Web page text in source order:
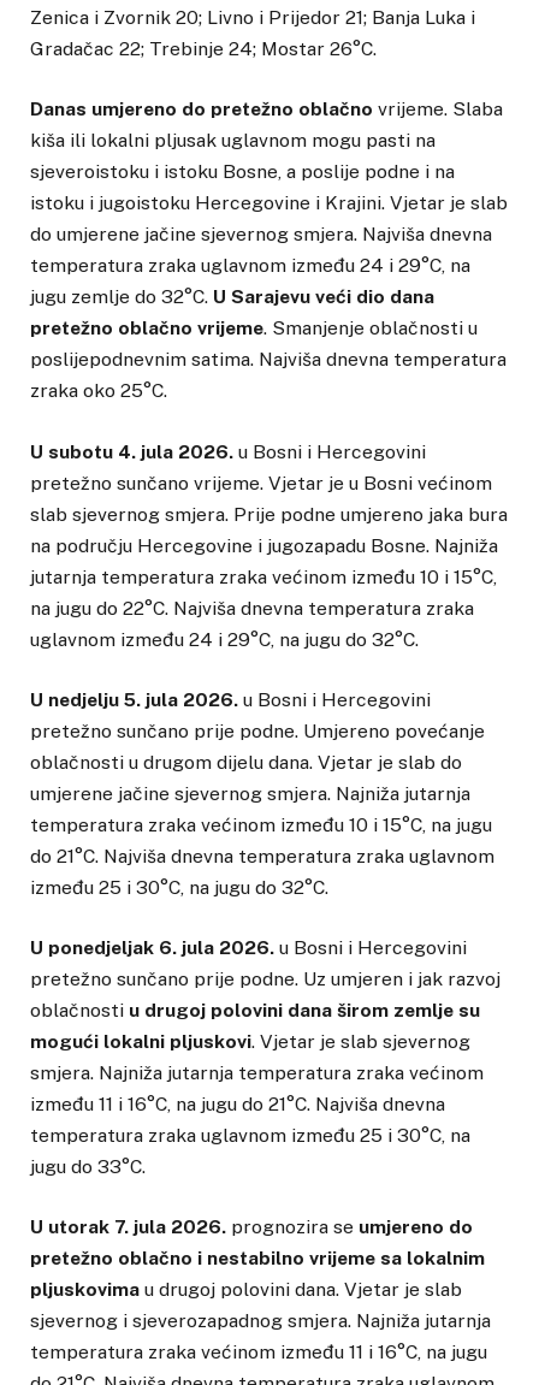
Zenica i Zvornik 20; Livno i Prijedor 21; Banja Luka i
Gradačac 22; Trebinje 24; Mostar 26°C.
Danas umjereno do pretežno oblačno vrijeme. Slaba
kiša ili lokalni pljusak uglavnom mogu pasti na
sjeveroistoku i istoku Bosne, a poslije podne i na
istoku i jugoistoku Hercegovine i Krajini. Vjetar je slab
do umjerene jačine sjevernog smjera. Najviša dnevna
temperatura zraka uglavnom između 24 i 29°C, na
jugu zemlje do 32°C. U Sarajevu veći dio dana
pretežno oblačno vrijeme. Smanjenje oblačnosti u
poslijepodnevnim satima. Najviša dnevna temperatura
zraka oko 25°C.
U subotu 4. jula 2026. u Bosni i Hercegovini
pretežno sunčano vrijeme. Vjetar je u Bosni većinom
slab sjevernog smjera. Prije podne umjereno jaka bura
na području Hercegovine i jugozapadu Bosne. Najniža
jutarnja temperatura zraka većinom između 10 i 15°C,
na jugu do 22°C. Najviša dnevna temperatura zraka
uglavnom između 24 i 29°C, na jugu do 32°C.
U nedjelju 5. jula 2026. u Bosni i Hercegovini
pretežno sunčano prije podne. Umjereno povećanje
oblačnosti u drugom dijelu dana. Vjetar je slab do
umjerene jačine sjevernog smjera. Najniža jutarnja
temperatura zraka većinom između 10 i 15°C, na jugu
do 21°C. Najviša dnevna temperatura zraka uglavnom
između 25 i 30°C, na jugu do 32°C.
U ponedjeljak 6. jula 2026. u Bosni i Hercegovini
pretežno sunčano prije podne. Uz umjeren i jak razvoj
oblačnosti u drugoj polovini dana širom zemlje su
mogući lokalni pljuskovi. Vjetar je slab sjevernog
smjera. Najniža jutarnja temperatura zraka većinom
između 11 i 16°C, na jugu do 21°C. Najviša dnevna
temperatura zraka uglavnom između 25 i 30°C, na
jugu do 33°C.
U utorak 7. jula 2026. prognozira se umjereno do
pretežno oblačno i nestabilno vrijeme sa lokalnim
pljuskovima u drugoj polovini dana. Vjetar je slab
sjevernog i sjeverozapadnog smjera. Najniža jutarnja
temperatura zraka većinom između 11 i 16°C, na jugu